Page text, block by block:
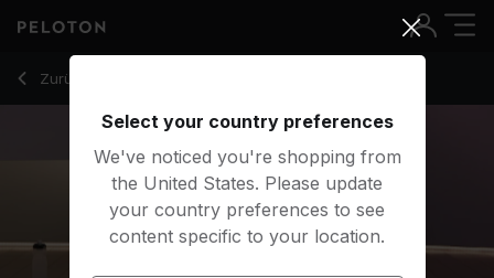
Zurück zu Kraftkurse
Zurück
Select your country preferences
We've noticed you're shopping from
the United States. Please update
your country preferences to see
content specific to your location.